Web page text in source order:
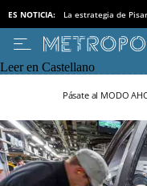
ES NOTICIA: La estrategia de
Leer en Castellano
Pásate al MODO